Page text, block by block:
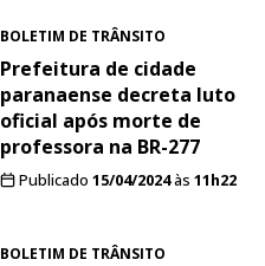
BOLETIM DE TRÂNSITO
Prefeitura de cidade
paranaense decreta luto
oficial após morte de
professora na BR-277
Publicado 15/04/2024às 11h22
BOLETIM DE TRÂNSITO